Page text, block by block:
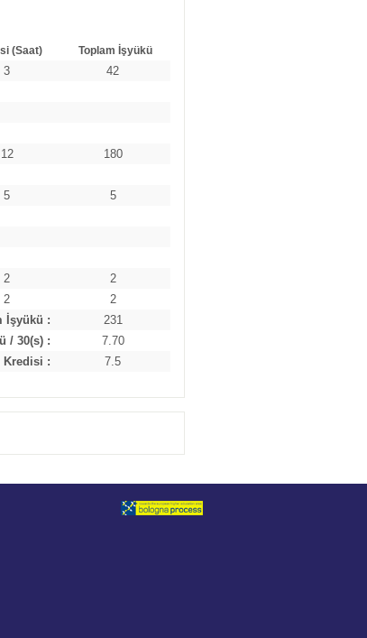
(Saat) Toplam İşyükü
3
42
12
180
5
5
2
2
2
2
İşyükü :
231
/ 30(s) :
7.70
Kredisi :
7.5